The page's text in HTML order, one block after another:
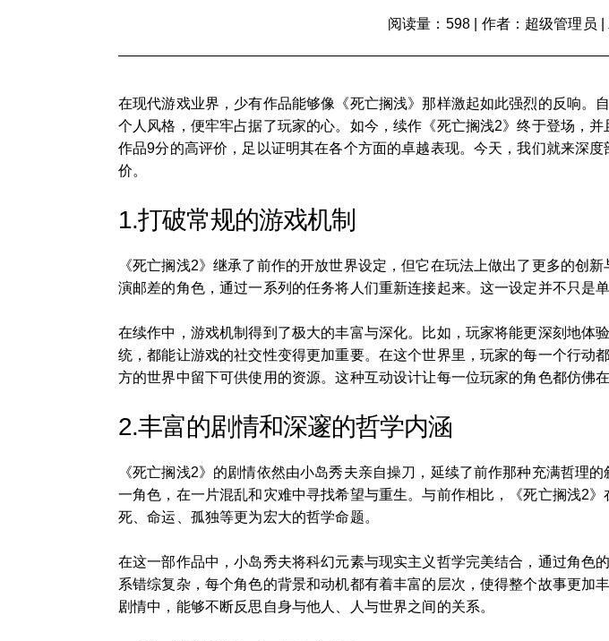
阅读量：598 作者：超级管理员
在现代游戏业界，少有作品能够像《死亡搁浅》那样激起如此强烈的反响
个人风格，便牢牢占据了玩家的心。如今，续作《死亡搁浅2》终于登场，
作品9分的高评价，足以证明其在各个方面的卓越表现。今天，我们就来深
价。
1.打破常规的游戏机制
《死亡搁浅2》继承了前作的开放世界设定，但它在玩法上做出了更多的创
演邮差的角色，通过一系列的任务将人们重新连接起来。这一设定并不只是
在续作中，游戏机制得到了极大的丰富与深化。比如，玩家将能更深刻地体
统，都能让游戏的社交性变得更加重要。在这个世界里，玩家的每一个行
方的世界中留下可供使用的资源。这种互动设计让每一位玩家的角色都仿佛
2.丰富的剧情和深邃的哲学内涵
《死亡搁浅2》的剧情依然由小岛秀夫亲自操刀，延续了前作那种充满哲理
一角色，在一片混乱和灾难中寻找希望与重生。与前作相比，《死亡搁浅2
死、命运、孤独等更为宏大的哲学命题。
在这一部作品中，小岛秀夫将科幻元素与现实主义哲学完美结合，通过角
系错综复杂，每个角色的背景和动机都有着丰富的层次，使得整个故事更加
剧情中，能够不断反思自身与他人、人与世界之间的关系。